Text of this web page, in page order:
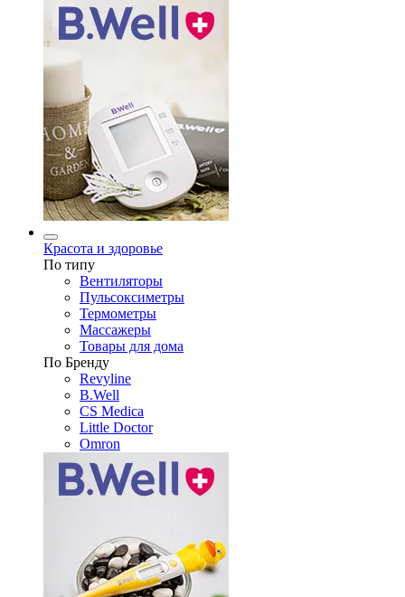
Красота и здоровье
По типу
Вентиляторы
Пульсоксиметры
Термометры
Массажеры
Товары для дома
По Бренду
Revyline
B.Well
CS Medica
Little Doctor
Omron